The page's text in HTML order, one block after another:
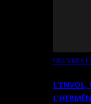
OEUVRES